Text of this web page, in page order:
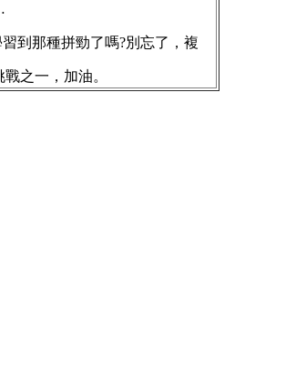
那種拼勁了嗎?別忘了，複
之一，加油。